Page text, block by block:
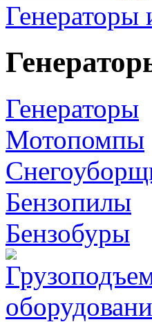
Генераторы
Генераторы
Мотопомпы
Бензопилы
Бензобуры